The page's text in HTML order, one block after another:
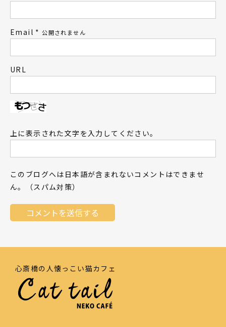
Email * 公開されません
URL
上に表示された文字を入力してください。
このブログへは日本語が含まれないコメントはできませ
ん。（スパム対策）
心斎橋の人懐っこい猫カフェ